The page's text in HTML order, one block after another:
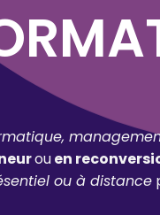
ouen
ou à distance